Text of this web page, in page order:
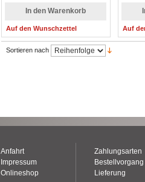
In den Warenkorb
Auf den Wunschzettel Auf
Sortieren nach
Anfahrt
Impressum
Onlineshop
Zahlungsarten
Bestellvorgang
Lieferung